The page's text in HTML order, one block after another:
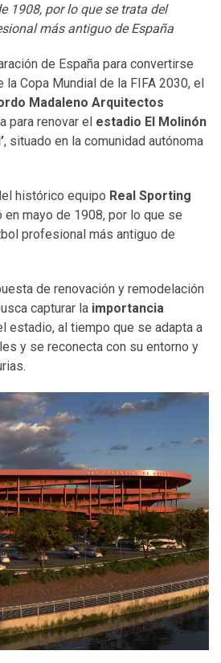
1908, por lo que se trata del
más antiguo de España
de España para convertirse
Copa Mundial de la FIFA 2030, el
Madaleno Arquitectos
para renovar el estadio El Molinón
, situado en la comunidad autónoma
histórico equipo Real Sporting
en mayo de 1908, por lo que se
profesional más antiguo de
de renovación y remodelación
capturar la importancia
estadio, al tiempo que se adapta a
y se reconecta con su entorno y